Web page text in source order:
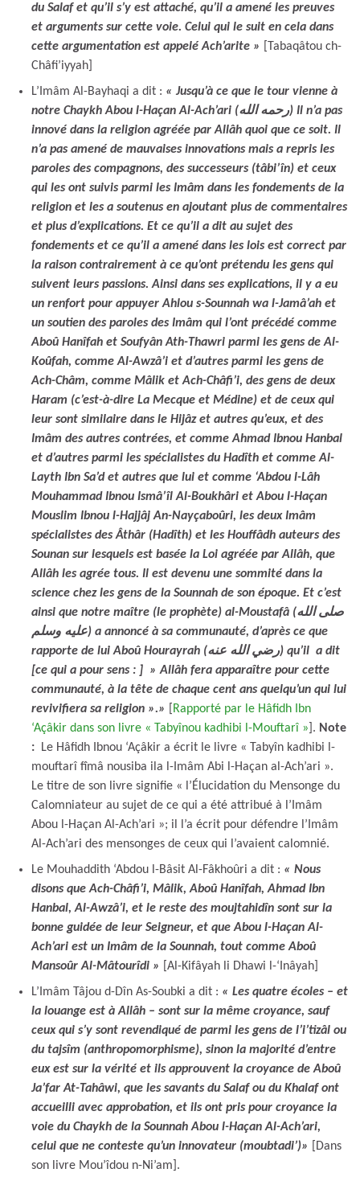
du Salaf et qu’il s’y est attaché, qu’il a amené les preuves
et arguments sur cette voie. Celui qui le suit en cela dans
cette argumentation est appelé Ach’arite »
[Tabaqâtou ch-
Châfi’iyyah]
L’Imâm Al-Bayhaqi a dit : « Jusqu’à ce que le tour vienne à
notre Chaykh Abou l-Haçan Al-Ach’ari (رحمه الله) Il n’a pas
innové dans la religion agréée par Allâh quoi que ce soit. Il
n’a pas amené de mauvaises innovations mais a repris les
paroles des compagnons, des successeurs (tâbi’în) et ceux
qui les ont suivis parmi les Imâm dans les fondements de la
religion et les a soutenus en ajoutant plus de commentaires
et plus d’explications. Et ce qu’il a dit au sujet des
fondements et ce qu’il a amené dans les lois est correct par
la raison contrairement à ce qu’ont prétendu les gens qui
suivent leurs passions. Ainsi dans ses explications, il y a eu
un renfort pour appuyer Ahlou s-Sounnah wa l-Jamâ’ah et
un soutien des paroles des Imâm qui l’ont précédé comme
Aboû Hanîfah et Soufyân Ath-Thawri parmi les gens de Al-
Koûfah, comme Al-Awzâ’i et d’autres parmi les gens de
Ach-Châm, comme Mâlik et Ach-Châfi’i, des gens de deux
Haram (c’est-à-dire La Mecque et Médine) et de ceux qui
leur sont similaire dans le Hijâz et autres qu’eux, et des
Imâm des autres contrées, et comme Ahmad Ibnou Hanbal
et d’autres parmi les spécialistes du Hadîth et comme Al-
Layth Ibn Sa’d et autres que lui et comme ‘Abdou l-Lâh
Mouhammad Ibnou Ismâ’îl Al-Boukhâri et Abou l-Haçan
Mouslim Ibnou l-Hajjâj An-Nayçaboûri, les deux Imâm
spécialistes des Âthâr (Hadîth) et les Houffâdh auteurs des
Sounan sur lesquels est basée la Loi agréée par Allâh, que
Allâh les agrée tous. Il est devenu une sommité dans la
science chez les gens de la Sounnah de son époque. Et c’est
ainsi que notre maître (le prophète) al-Moustafâ (صلى الله
عليه وسلم) a annoncé à sa communauté, d’après ce que
rapporte de lui Aboû Hourayrah (رضي الله عنه) qu’il a dit
[ce qui a pour sens : ] » Allâh fera apparaître pour cette
communauté, à la tête de chaque cent ans quelqu’un qui lui
revivifiera sa religion ».»
Rapporté par le Hâfidh Ibn
‘Açâkir dans son livre « Tabyînou kadhibi l-Mouftarî » ]. Note
: Le Hâfidh Ibnou ‘Açâkir a écrit le livre « Tabyîn kadhibi l-
mouftarî fîmâ nousiba ila l-Imâm Abi l-Haçan al-Ach’ari ».
Le titre de son livre signifie « l’Élucidation du Mensonge du
Calomniateur au sujet de ce qui a été attribué à l’Imâm
Abou l-Haçan Al-Ach’ari »; il l’a écrit pour défendre l’Imâm
Al-Ach’ari des mensonges de ceux qui l’avaient calomnié.
Le Mouhaddith ‘Abdou l-Bâsit Al-Fâkhoûri a dit : « Nous
disons que Ach-Châfi’i, Mâlik, Aboû Hanîfah, Ahmad Ibn
Hanbal, Al-Awzâ’i, et le reste des moujtahidîn sont sur la
bonne guidée de leur Seigneur, et que Abou l-Haçan Al-
Ach’ari est un Imâm de la Sounnah, tout comme Aboû
Mansoûr Al-Mâtourîdi »
[Al-Kifâyah li Dhawi l-‘Inâyah]
L’Imâm Tâjou d-Dîn As-Soubki a dit : « Les quatre écoles – et
la louange est à Allâh – sont sur la même croyance, sauf
ceux qui s’y sont revendiqué de parmi les gens de l’i’tizâl ou
du tajsîm (anthropomorphisme), sinon la majorité d’entre
eux est sur la vérité et ils approuvent la croyance de Aboû
Ja’far At-Tahâwi, que les savants du Salaf ou du Khalaf ont
accueilli avec approbation, et ils ont pris pour croyance la
voie du Chaykh de la Sounnah Abou l-Haçan Al-Ach’ari,
celui que ne conteste qu’un innovateur (moubtadi’)»
[Dans
son livre Mou’îdou n-Ni’am].